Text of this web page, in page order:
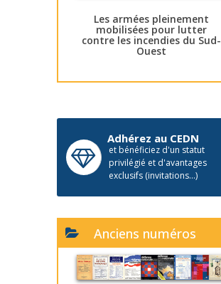
Les armées pleinement
mobilisées pour lutter
contre les incendies du Sud-
Ouest
Adhérez au CEDN
et bénéficiez d'un statut
privilégié et d'avantages
exclusifs (invitations...)
Anciens numéros